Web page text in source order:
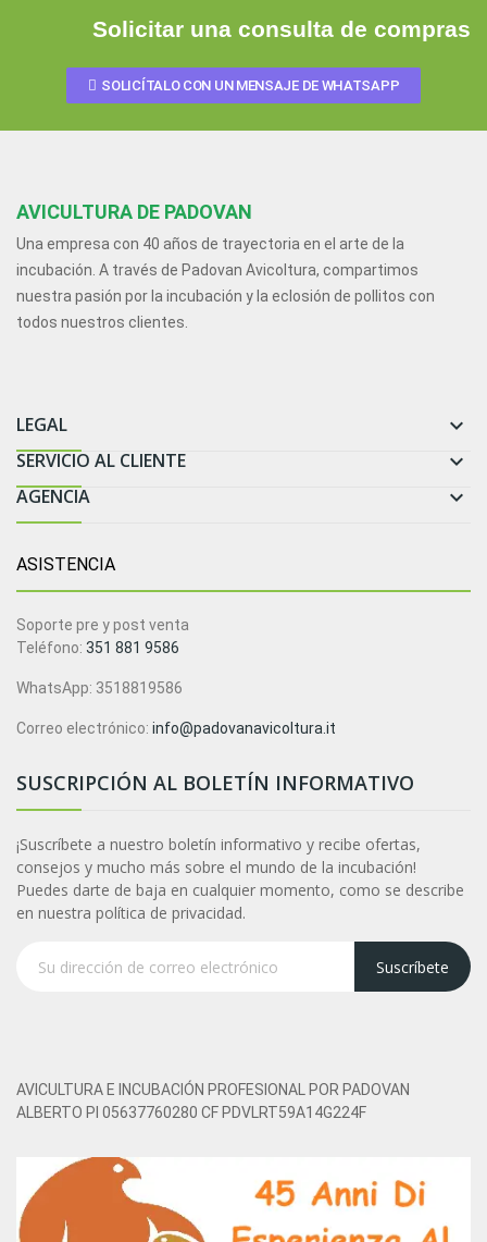
Solicitar una consulta de compras
SOLICÍTALO CON UN MENSAJE DE WHATSAPP
AVICULTURA DE PADOVAN
Una empresa con 40 años de trayectoria en el arte de la
incubación. A través de Padovan Avicoltura, compartimos
nuestra pasión por la incubación y la eclosión de pollitos con
todos nuestros clientes.
LEGAL 
SERVICIO AL CLIENTE 
AGENCIA 
ASISTENCIA
Soporte pre y post venta
Teléfono: 351 881 9586
WhatsApp: 3518819586
Correo electrónico: info@padovanavicoltura.it
SUSCRIPCIÓN AL BOLETÍN INFORMATIVO
¡Suscríbete a nuestro boletín informativo y recibe ofertas,
consejos y mucho más sobre el mundo de la incubación!
Puedes darte de baja en cualquier momento, como se describe
en nuestra política de privacidad.
Suscríbete
AVICULTURA E INCUBACIÓN PROFESIONAL POR PADOVAN
ALBERTO PI 05637760280 CF PDVLRT59A14G224F